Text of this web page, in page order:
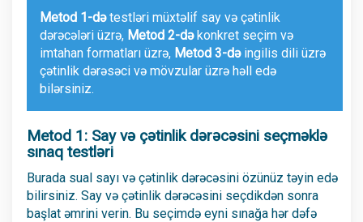
Metod 1-dətestləri müxtəlif say və çətinlik
dərəcələri üzrə, Metod 2-dəkonkret seçim və
imtahan formatları üzrə, Metod 3-dəingilis dili üzrə
çətinlik dərəsəci və mövzular üzrə həll edə
bilərsiniz.
Metod 1: Say və çətinlik dərəcəsini seçməklə
sınaq testləri
Burada sual sayı və çətinlik dərəcəsini özünüz təyin edə
bilirsiniz. Say və çətinlik dərəcəsini seçdikdən sonra
başlat əmrini verin. Bu seçimdə eyni sınağa hər dəfə